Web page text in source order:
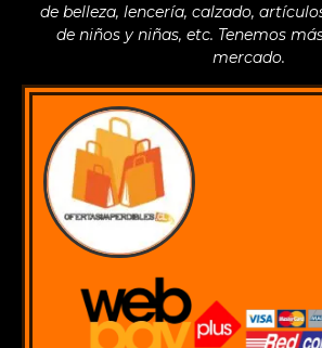
de belleza, lencería, calzado,
de niños y niñas, etc. Tenemos
mercado.